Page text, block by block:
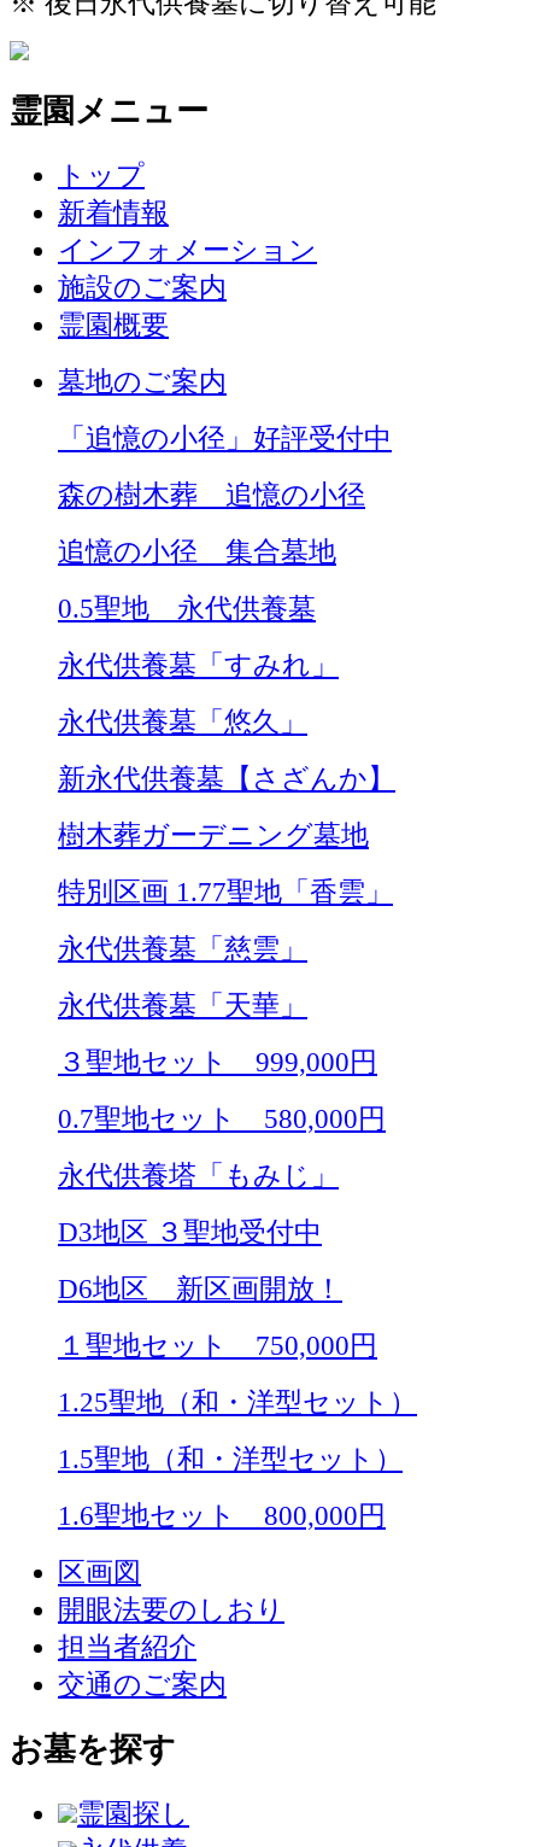
霊園メニュー
トップ
新着情報
インフォメーション
施設のご案内
霊園概要
墓地のご案内
「追憶の小径」好評受付中
森の樹木葬 追憶の小径
追憶の小径 集合墓地
0.5聖地 永代供養墓
永代供養墓「すみれ」
永代供養墓「悠久」
新永代供養墓【さざんか】
樹木葬ガーデニング墓地
特別区画 1.77聖地「香雲」
永代供養墓「慈雲」
永代供養墓「天華」
３聖地セット 999,000円
0.7聖地セット 580,000円
永代供養塔「もみじ」
D3地区 ３聖地受付中
D6地区 新区画開放！
１聖地セット 750,000円
1.25聖地（和・洋型セット）
1.5聖地（和・洋型セット）
1.6聖地セット 800,000円
区画図
開眼法要のしおり
担当者紹介
交通のご案内
お墓を探す
霊園探し